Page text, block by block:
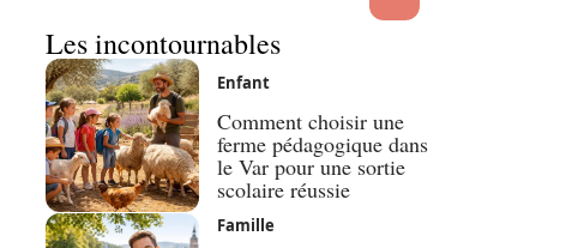
Les incontournables
Enfant
Comment choisir une
ferme pédagogique dans
le Var pour une sortie
scolaire réussie
Famille